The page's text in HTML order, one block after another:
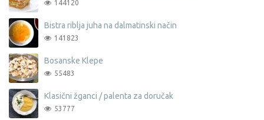
144120
Bistra riblja juha na dalmatinski način
141823
Bosanske Klepe
55483
Klasični žganci / palenta za doručak
53777